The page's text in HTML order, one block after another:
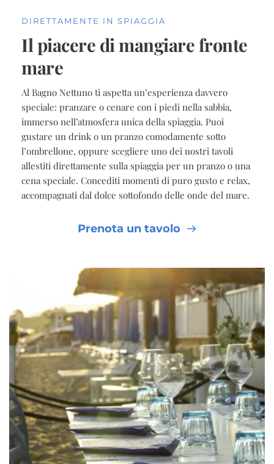
DIRETTAMENTE IN SPIAGGIA
Il piacere di mangiare fronte
mare
Al Bagno Nettuno ti aspetta un’esperienza davvero
speciale: pranzare o cenare con i piedi nella sabbia,
immerso nell’atmosfera unica della spiaggia. Puoi
gustare un drink o un pranzo comodamente sotto
l’ombrellone, oppure scegliere uno dei nostri tavoli
allestiti direttamente sulla spiaggia per un pranzo o una
cena speciale. Concediti momenti di puro gusto e relax,
accompagnati dal dolce sottofondo delle onde del mare.
Prenota un tavolo